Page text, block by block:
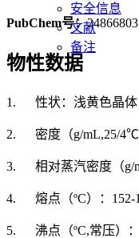
安全信息
文献
备注
PubChem号：24866803
物性数据
1. 性状：浅黄色晶体
2. 密度（g/mL,25/4℃
3. 相对蒸汽密度（g/
4. 熔点（ºC）：152-
5. 沸点（ºC,常压）：